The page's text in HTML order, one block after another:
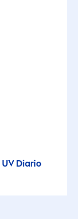
UV Diario